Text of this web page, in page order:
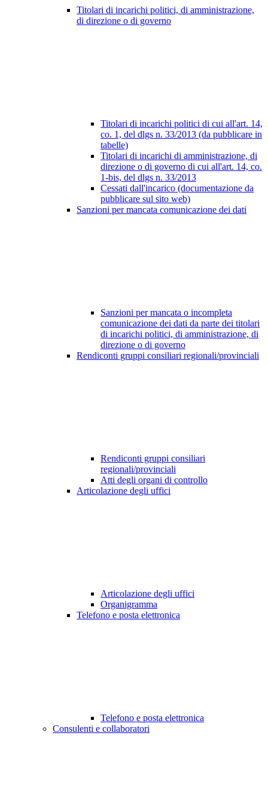
Titolari di incarichi politici, di amministrazione,
di direzione o di governo
Titolari di incarichi politici di cui all'art. 14,
co. 1, del dlgs n. 33/2013 (da pubblicare in
tabelle)
Titolari di incarichi di amministrazione, di
direzione o di governo di cui all'art. 14, co.
1-bis, del dlgs n. 33/2013
Cessati dall'incarico (documentazione da
pubblicare sul sito web)
Sanzioni per mancata comunicazione dei dati
Sanzioni per mancata o incompleta
comunicazione dei dati da parte dei titolari
di incarichi politici, di amministrazione, di
direzione o di governo
Rendiconti gruppi consiliari regionali/provinciali
Rendiconti gruppi consiliari
regionali/provinciali
Atti degli organi di controllo
Articolazione degli uffici
Articolazione degli uffici
Organigramma
Telefono e posta elettronica
Telefono e posta elettronica
Consulenti e collaboratori